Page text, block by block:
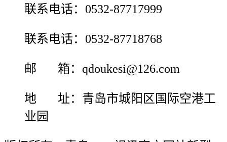
联系电话：0532-87717999
联系电话：0532-87718768
邮 箱：qdoukesi@126.com
地 址：青岛市城阳区国际空港工
业园